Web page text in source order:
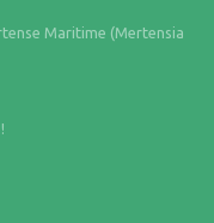
Maritime (Mertensia